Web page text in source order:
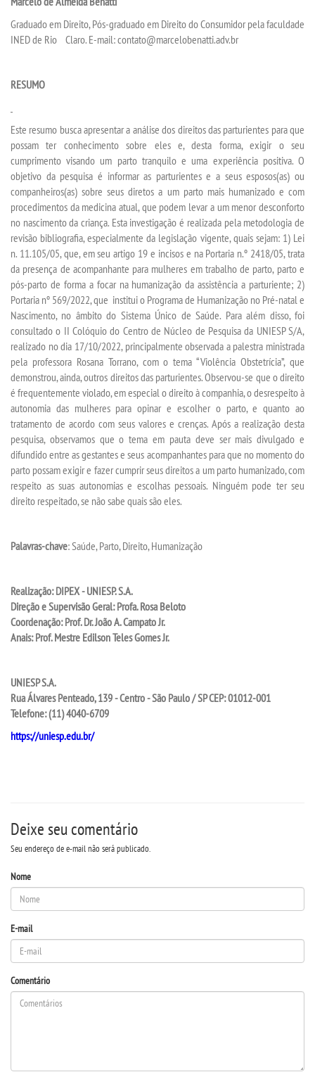
Graduado em Direito, Pós-graduado em Direito do Consumidor pela faculdade
INED de Rio Claro. E-mail: contato@marcelobenatti.adv.br
RESUMO
Este resumo busca apresentar a análise dos direitos das parturientes para que
possam ter conhecimento sobre eles e, desta forma, exigir o seu
cumprimento visando um parto tranquilo e uma experiência positiva. O
objetivo da pesquisa é informar as parturientes e a seus esposos(as) ou
companheiros(as) sobre seus diretos a um parto mais humanizado e com
procedimentos da medicina atual, que podem levar a um menor desconforto
no nascimento da criança. Esta investigação é realizada pela metodologia de
revisão bibliografia, especialmente da legislação vigente, quais sejam: 1) Lei
n. 11.105/05, que, em seu artigo 19 e incisos e na Portaria n.º 2418/05, trata
da presença de acompanhante para mulheres em trabalho de parto, parto e
pós-parto de forma a focar na humanização da assistência a parturiente; 2)
Portaria nº 569/2022, que institui o Programa de Humanização no Pré-natal e
Nascimento, no âmbito do Sistema Único de Saúde. Para além disso, foi
consultado o II Colóquio do Centro de Núcleo de Pesquisa da UNIESP S/A,
realizado no dia 17/10/2022, principalmente observada a palestra ministrada
pela professora Rosana Torrano, com o tema “Violência Obstetrícia”, que
demonstrou, ainda, outros direitos das parturientes. Observou-se que o direito
é frequentemente violado, em especial o direito à companhia, o desrespeito à
autonomia das mulheres para opinar e escolher o parto, e quanto ao
tratamento de acordo com seus valores e crenças. Após a realização desta
pesquisa, observamos que o tema em pauta deve ser mais divulgado e
difundido entre as gestantes e seus acompanhantes para que no momento do
parto possam exigir e fazer cumprir seus direitos a um parto humanizado, com
respeito as suas autonomias e escolhas pessoais. Ninguém pode ter seu
direito respeitado, se não sabe quais são eles.
Palavras-chave: Saúde, Parto, Direito, Humanização
Realização: DIPEX - UNIESP. S.A.
Direção e Supervisão Geral: Profa. Rosa Beloto
Coordenação: Prof. Dr. João A. Campato Jr.
Anais: Prof. Mestre Edilson Teles Gomes Jr.
UNIESP S.A.
Rua Álvares Penteado, 139 - Centro - São Paulo / SPCEP: 01012-001
Telefone: (11) 4040-6709
https://uniesp.edu.br/
Deixe seu comentário
Seu endereço de e-mail não será publicado.
Nome
E-mail
Comentário